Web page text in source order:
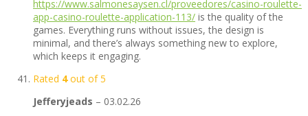
https://www.salmonesaysen.cl/proveedores/casino-roulette-
app-casino-roulette-application-113/ is the quality of the
games. Everything runs without issues, the design is
minimal, and there’s always something new to explore,
which keeps it engaging.
Rated 4out of 5
Jefferyjeads – 03.02.26